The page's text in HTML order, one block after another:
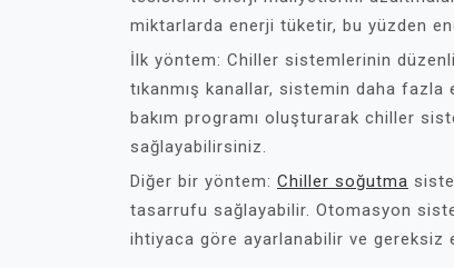
miktarlarda enerji tüketir, bu yüzden
İlk yöntem: Chiller sistemlerinin
tıkanmış kanallar, sistemin daha
bakım programı oluşturarak chiller
sağlayabilirsiniz.
Diğer bir yöntem: Chiller soğutma
tasarrufu sağlayabilir. Otomasyon
ihtiyaca göre ayarlanabilir ve gereksiz